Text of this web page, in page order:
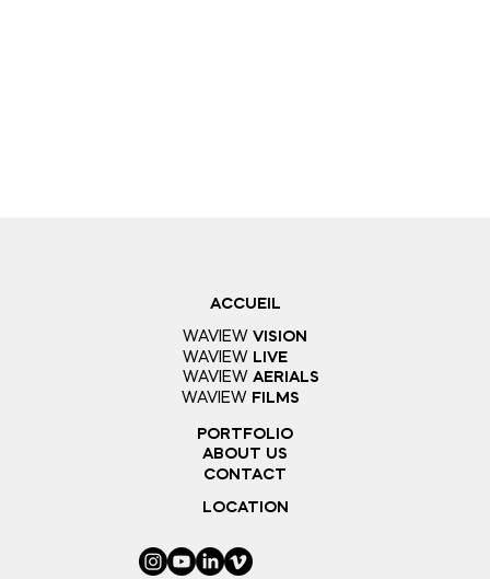
ACCUEIL
WAVIEW VISION
PORTFOLIO
ABOUT US
CONTACT
LOCATION
WAVIEW LIVE
WAVIEW AERIALS
WAVIEW FILMS